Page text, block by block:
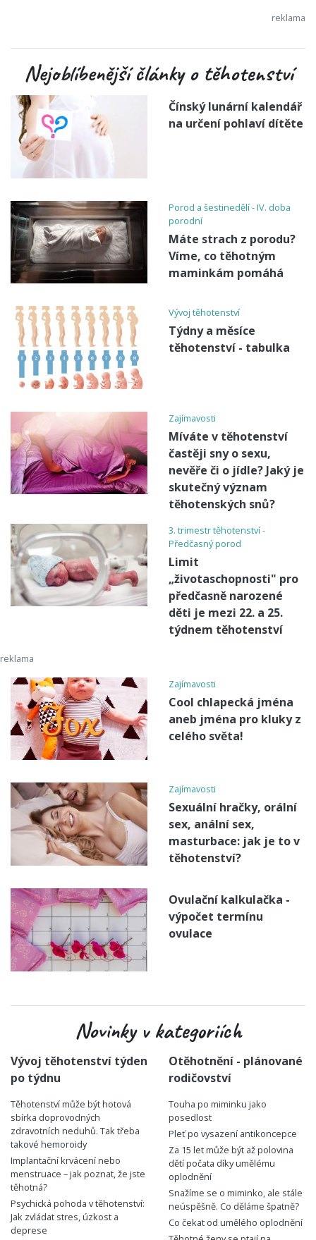
Nejoblíbenější články o těhotenství
Čínský lunární kalendář
na určení pohlaví dítěte
Porod a šestinedělí - IV. doba
porodní
Máte strach z porodu?
Víme, co těhotným
maminkám pomáhá
Vývoj těhotenství
Týdny a měsíce
těhotenství - tabulka
Zajímavosti
Míváte v těhotenství
častěji sny o sexu,
nevěře či o jídle? Jaký je
skutečný význam
těhotenských snů?
3. trimestr těhotenství -
Předčasný porod
Limit
„životaschopnosti" pro
předčasně narozené
děti je mezi 22. a 25.
týdnem těhotenství
Zajímavosti
Cool chlapecká jména
aneb jména pro kluky z
celého světa!
Zajímavosti
Sexuální hračky, orální
sex, anální sex,
masturbace: jak je to v
těhotenství?
Ovulační kalkulačka -
výpočet termínu
ovulace
Novinky v kategoriích
Vývoj těhotenství týden
po týdnu
Těhotenství může být hotová
sbírka doprovodných
zdravotních neduhů. Tak třeba
takové hemoroidy
Implantační krvácení nebo
menstruace – jak poznat, že jste
těhotná?
Psychická pohoda v těhotenství:
Jak zvládat stres, úzkost a
deprese
Otěhotnění - plánované
rodičovství
Touha po miminku jako
posedlost
Pleť po vysazení antikoncepce
Za 15 let může být až polovina
dětí počata díky umělému
oplodnění
Snažíme se o miminko, ale stále
neúspěšně. Co děláme špatně?
Co čekat od umělého oplodnění